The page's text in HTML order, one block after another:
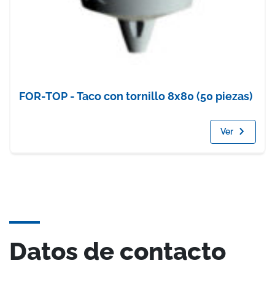
FOR-TOP - Taco con tornillo 8x80 (50 piezas)
Ver
Datos de contacto